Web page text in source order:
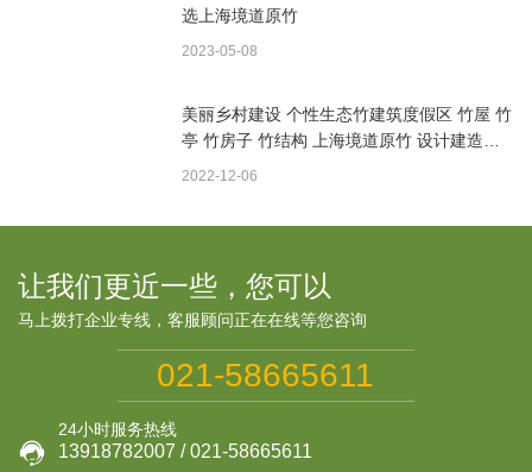
选上海境道原竹
2023-05-08
美丽乡村建设 个性生态竹建筑度假区 竹屋 竹
亭 竹房子 竹结构 上海境道原竹 设计建造一
体
2022-12-06
让我们更近一些，您可以
马上拨打企业专线，客服顾问正在在线等您咨询
021-58665611

24小时服务热线
13918782007 / 021-58665611